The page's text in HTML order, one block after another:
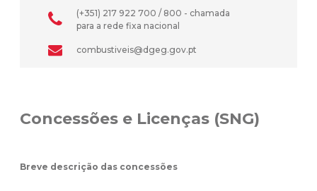
(+351) 217 922 700 / 800 - chamada
para a rede fixa nacional
combustiveis@dgeg.gov.pt
Concessões e Licenças (SNG)
Breve descrição das concessões